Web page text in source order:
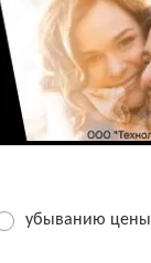
убыванию цены